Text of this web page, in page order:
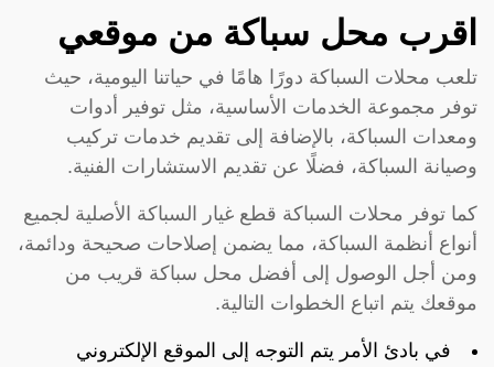
اقرب محل سباكة من موقعي
تلعب محلات السباكة دورًا هامًا في حياتنا اليومية، حيث
توفر مجموعة الخدمات الأساسية، مثل توفير أدوات
ومعدات السباكة، بالإضافة إلى تقديم خدمات تركيب
وصيانة السباكة، فضلًا عن تقديم الاستشارات الفنية.
كما توفر محلات السباكة قطع غيار السباكة الأصلية لجميع
أنواع أنظمة السباكة، مما يضمن إصلاحات صحيحة ودائمة،
ومن أجل الوصول إلى أفضل محل سباكة قريب من
موقعك يتم اتباع الخطوات التالية.
في بادئ الأمر يتم التوجه إلى الموقع الإلكتروني